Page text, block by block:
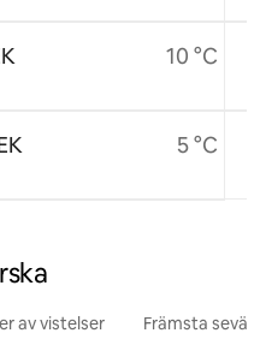
10 °C
5 °C
av vistelser Främsta